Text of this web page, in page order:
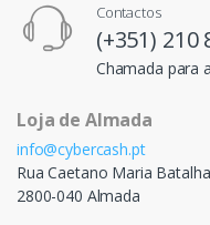
Contactos
(+351) 210
Chamada para
Loja de Almada
info@cybercash.pt
Rua Caetano Maria
2800-040 Almada